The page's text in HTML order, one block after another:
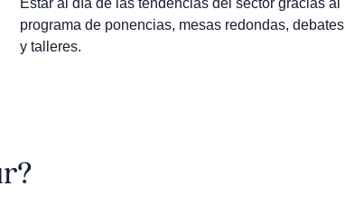
programa de ponencias, mesas redondas, debates
y talleres.